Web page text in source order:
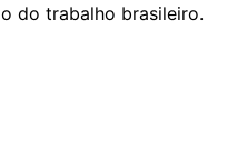
do trabalho brasileiro.